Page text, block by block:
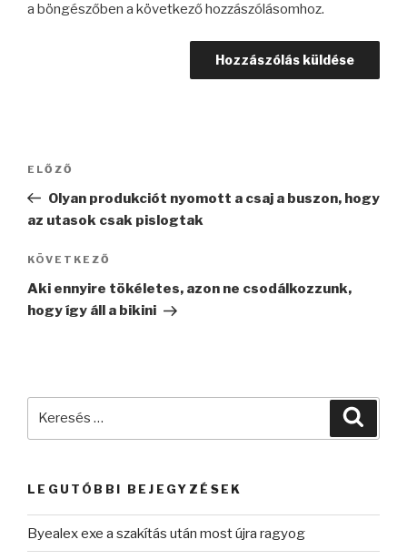
a böngészőben a következő hozzászólásomhoz.
Bejegyzés
Korábbi
bejegyzés
ELŐZŐ
Olyan produkciót nyomott a csaj a buszon, hogy
az utasok csak pislogtak
Következő
bejegyzés
KÖVETKEZŐ
Aki ennyire tökéletes, azon ne csodálkozzunk,
hogy így áll a bikini
LEGUTÓBBI BEJEGYZÉSEK
Byealex exe a szakítás után most újra ragyog